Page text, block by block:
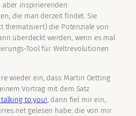
inspirierenden
die man derzeit findet. Sie
thematisiert) die Potenziale von
überdeckt werden, wenn es mal
Tool für Weltrevolutionen
wieder ein, dass Martin Oetting
Vortrag mit dem Satz
talking to you!, dann fiel mir ein,
gelesen habe: die von mir